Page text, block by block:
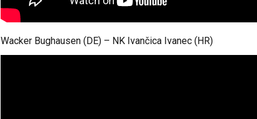
Wacker Bughausen (DE) – NK Ivančica Ivanec (HR)